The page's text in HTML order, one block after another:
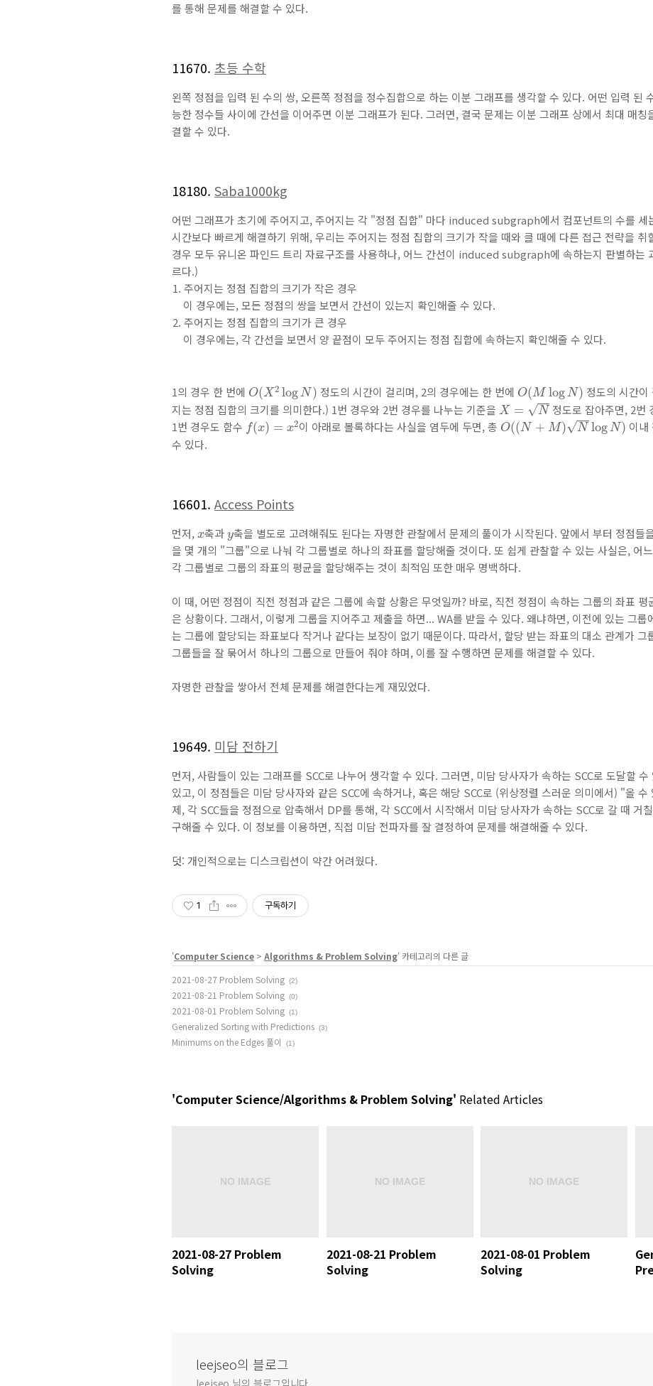
를 통해 문제를 해결할 수 있다.
11670. 초등 수학
왼쪽 정점을 입력 된 수의 쌍, 오른쪽 정점을 정수집합으로 하는 이분 그래프를 생각할 수 있다. 어떤 입력 된
능한 정수들 사이에 간선을 이어주면 이분 그래프가 된다. 그러면, 결국 문제는 이분 그래프 상에서 최대 매칭
결할 수 있다.
18180. Saba1000kg
어떤 그래프가 초기에 주어지고, 주어지는 각 "정점 집합" 마다 induced subgraph에서 컴포넌트의 수를 세
시간보다 빠르게 해결하기 위해, 우리는 주어지는 정점 집합의 크기가 작을 때와 클 때에 다른 접근 전략을 취
경우 모두 유니온 파인드 트리 자료구조를 사용하나, 어느 간선이 induced subgraph에 속하는지 판별하는
르다.)
주어지는 정점 집합의 크기가 작은 경우
이 경우에는, 모든 정점의 쌍을 보면서 간선이 있는지 확인해줄 수 있다.
주어지는 정점 집합의 크기가 큰 경우
이 경우에는, 각 간선을 보면서 양 끝점이 모두 주어지는 정점 집합에 속하는지 확인해줄 수 있다.
1의 경우 한 번에 O(X2 log N )
O(X2log N) 정도의 시간이 걸리며, 2의 경우에는 한 번에 O(M log N)
O(MlogN) 정도의 시간이
지는 정점 집합의 크기를 의미한다.) 1번 경우와 2번 경우를 나누는 기준을 X = √N
X= N 정도로 잡아주면, 2번
1번 경우도 함수 f(x) = x2
f(x =x 이 아래로 볼록하다는 사실을 염두에 두면, 총 O((N + M)√N logN)
O((N+ M)NlogN)
이내
수 있다.
16601. Access Points
먼저, x
x축과 y
y축을 별도로 고려해줘도 된다는 자명한 관찰에서 문제의 풀이가 시작된다. 앞에서 부터 정점들
을 몇 개의 "그룹"으로 나눠 각 그룹별로 하나의 좌표를 할당해줄 것이다. 또 쉽게 관찰할 수 있는 사실은, 어
각 그룹별로 그룹의 좌표의 평균을 할당해주는 것이 최적임 또한 매우 명백하다.
이 때, 어떤 정점이 직전 정점과 같은 그룹에 속할 상황은 무엇일까? 바로, 직전 정점이 속하는 그룹의 좌표
은 상황이다. 그래서, 이렇게 그룹을 지어주고 제출을 하면... WA를 받을 수 있다. 왜냐하면, 이전에 있는 그룹
는 그룹에 할당되는 좌표보다 작거나 같다는 보장이 없기 때문이다. 따라서, 할당 받는 좌표의 대소 관계가 그
그룹들을 잘 묶어서 하나의 그룹으로 만들어 줘야 하며, 이를 잘 수행하면 문제를 해결할 수 있다.
자명한 관찰을 쌓아서 전체 문제를 해결한다는게 재밌었다.
19649. 미담 전하기
먼저, 사람들이 있는 그래프를 SCC로 나누어 생각할 수 있다. 그러면, 미담 당사자가 속하는 SCC로 도달할
있고, 이 정점들은 미담 당사자와 같은 SCC에 속하거나, 혹은 해당 SCC로 (위상정렬 스러운 의미에서) "올 수
제, 각 SCC들을 정점으로 압축해서 DP를 통해, 각 SCC에서 시작해서 미담 당사자가 속하는 SCC로 갈 때 거
구해줄 수 있다. 이 정보를 이용하면, 직접 미담 전파자를 잘 결정하여 문제를 해결해줄 수 있다.
덧: 개인적으로는 디스크립션이 약간 어려웠다.
1 구독하기
'Computer Science > Algorithms & Problem Solving' 카테고리의 다른 글
2021-08-27 Problem Solving (2)
2021-08-21 Problem Solving (0)
2021-08-01 Problem Solving (1)
Generalized Sorting with Predictions (3)
Minimums on the Edges 풀이 (1)
'Computer Science/Algorithms & Problem Solving' Related Articles
2021-08-27 Problem
Solving
2021-08-21 Problem
Solving
2021-08-01 Problem
Solving
leejseo의 블로그